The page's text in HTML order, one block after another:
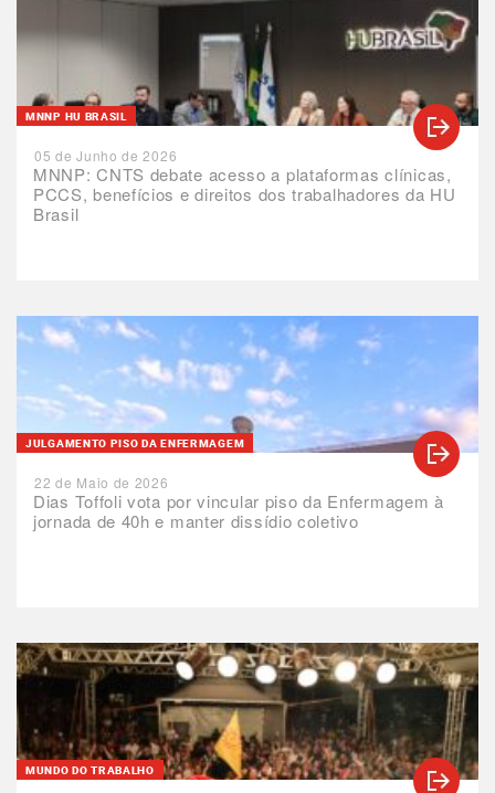
MNNP: CNTS debate acesso a plataformas clínicas,
PCCS, benefícios e direitos dos trabalhadores da HU
Brasil
MNNP HU BRASIL
05 de Junho de 2026
Dias Toffoli vota por vincular piso da Enfermagem à
jornada de 40h e manter dissídio coletivo
JULGAMENTO PISO DA ENFERMAGEM
22 de Maio de 2026
MUNDO DO TRABALHO